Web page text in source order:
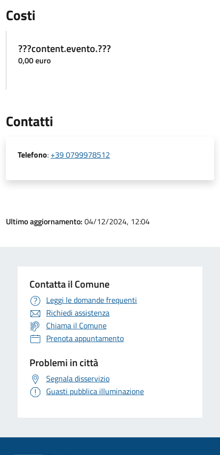
Costi
???content.evento.???
0,00 euro
Contatti
Telefono: +39 0799978512
Ultimo aggiornamento: 04/12/2024, 12:04
Contatta il Comune
Leggi le domande frequenti
Richiedi assistenza
Chiama il Comune
Prenota appuntamento
Problemi in città
Segnala disservizio
Guasti pubblica illuminazione